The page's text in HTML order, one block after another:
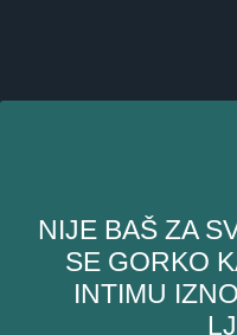
NIJE BAŠ ZA
SE GORKO
INTIMU